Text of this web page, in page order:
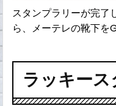
スタンプラリーが完了
ら、メーテレの靴下を
ラッキー